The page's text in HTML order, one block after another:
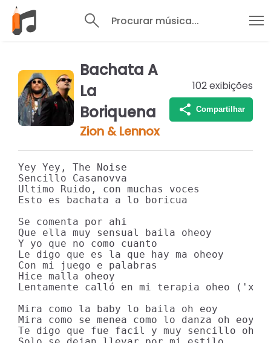
Procurar música...
Bachata A
La
Boriquena
Zion & Lennox
102exibições
Compartilhar
Yey Yey, The Noise
Sencillo Casanovva
Ultimo Ruido, con muchas voces
Esto es bachata a lo boricua
Se comenta por ahi
Que ella muy sensual baila oheoy
Y yo que no como cuanto
Le digo que es la que hay ma oheoy
Con mi juego e palabras
Hice malla oheoy
Lentamente calló en mi terapia oheo ('x
Mira como la baby lo baila oh eoy
Mira como se menea como lo danza oh eoy
Te digo que fue facil y muy sencillo oh